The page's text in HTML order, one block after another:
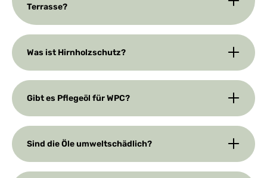
Terrasse?
Was ist Hirnholzschutz?
Gibt es Pflegeöl für WPC?
Sind die Öle umweltschädlich?